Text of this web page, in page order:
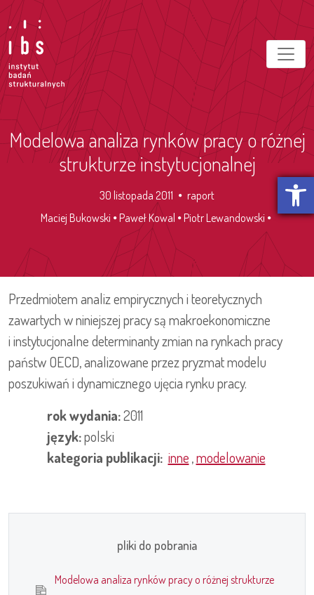
Otwórz
Modelowa analiza rynków pracy o różnej
strukturze instytucjonalnej
30 listopada 2011
raport
Maciej Bukowski
Paweł Kowal Piotr Lewandowski
Przedmiotem analiz empirycznych i teoretycznych
zawartych w niniejszej pracy są makroekonomiczne
i instytucjonalne determinanty zmian na rynkach pracy
państw OECD, analizowane przez pryzmat modelu
poszukiwań i dynamicznego ujęcia rynku pracy.
rok wydania:2011
język:polski
kategoria publikacji: inne,modelowanie
pliki do pobrania
Modelowa analiza rynków pracy o różnej strukturze